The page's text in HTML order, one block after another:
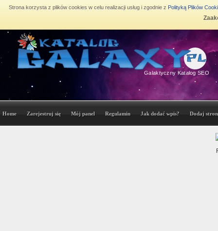
Strona korzysta z plików cookies w celu realizacji usług i zgodnie z Polityką Plików
Galaktyczny Katalog SEO
Home Zarejestruj się Mój panel Regulamin Jak dodać wpis? Dodaj